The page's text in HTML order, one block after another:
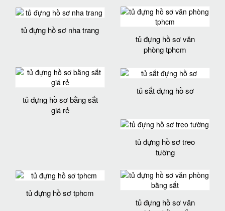
tủ đựng hồ sơ nha trang
tủ đựng hồ sơ văn
phòng tphcm
tủ đựng hồ sơ bằng sắt
giá rẻ
tủ sắt đựng hồ sơ
tủ đựng hồ sơ treo
tường
tủ đựng hồ sơ tphcm
tủ đựng hồ sơ văn